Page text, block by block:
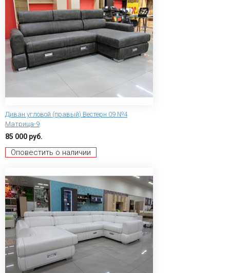
Диван угловой (правый) Вестерн 09 №4
Матрица-9
85 000 руб.
Оповестить о наличии